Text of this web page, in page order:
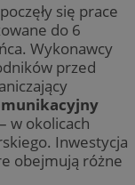
się prace
do 6
Wykonawcy
przed
– w okolicach
Inwestycja
obejmują różne